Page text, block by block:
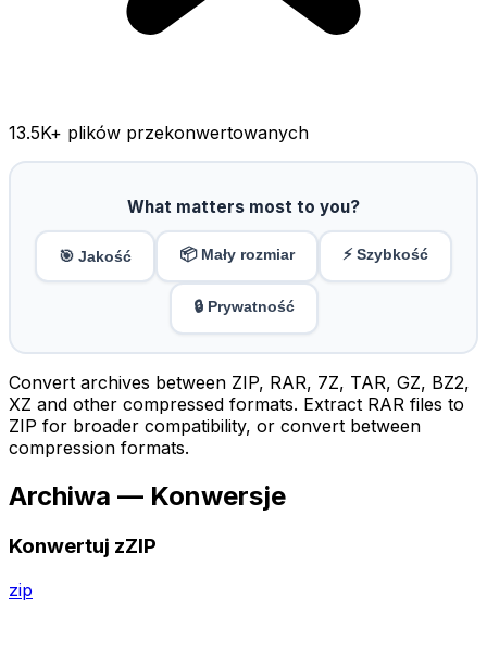
13.5K+ plików przekonwertowanych
What matters most to you?
🎯 Jakość 📦 Mały rozmiar ⚡ Szybkość
🔒 Prywatność
Convert archives between ZIP, RAR, 7Z, TAR, GZ, BZ2,
XZ and other compressed formats. Extract RAR files to
ZIP for broader compatibility, or convert between
compression formats.
Archiwa — Konwersje
Konwertuj zZIP
zip